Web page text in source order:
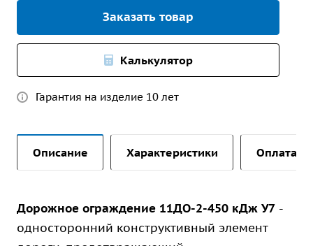
Заказать товар
Калькулятор
Гарантия на изделие 10 лет
Описание Характеристики Оплата и
Дорожное ограждение 11ДО-2-450 кДж У7 -
односторонний конструктивный элемент